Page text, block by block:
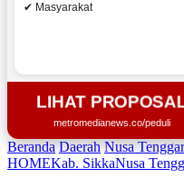
✔ Masyarakat
LIHAT PROPOSAL
metromedianews.co/peduli
Beranda Daerah Nusa
HOMEKab. SikkaNusa